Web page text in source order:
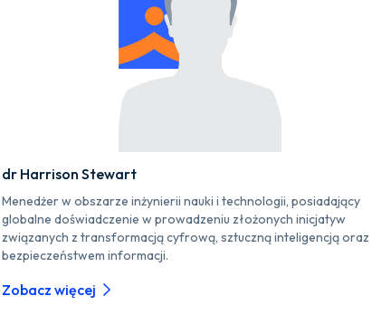
dr Harrison Stewart
Menedżer w obszarze inżynierii nauki i technologii, posiadający
globalne doświadczenie w prowadzeniu złożonych inicjatyw
związanych z transformacją cyfrową, sztuczną inteligencją oraz
bezpieczeństwem informacji.
Zobacz więcej